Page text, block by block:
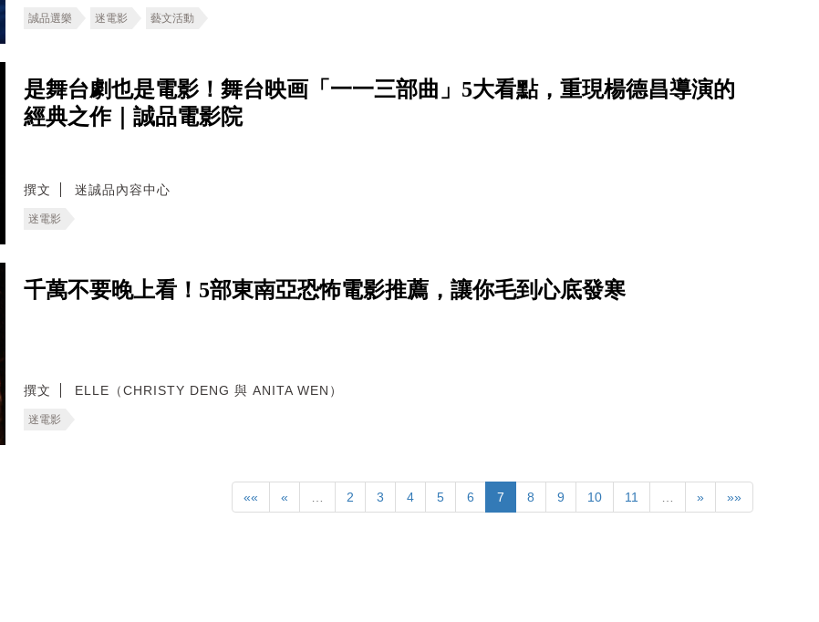
誠品選樂 迷電影 藝文活動
是舞台劇也是電影！舞台映画「一一三部曲」5大看點，重現楊德昌導演的
經典之作｜誠品電影院
撰文 迷誠品內容中心
迷電影
千萬不要晚上看！5部東南亞恐怖電影推薦，讓你毛到心底發寒
撰文 ELLE（CHRISTY DENG 與 ANITA WEN）
迷電影
«« « … 2 3 4 5 6 7 8 9 10 11 … » »»